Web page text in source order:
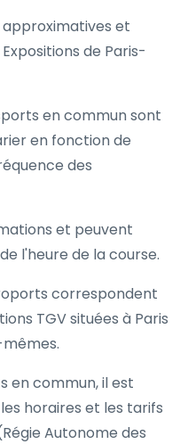
approximatives et
de Paris-
en commun sont
en fonction de
des
et peuvent
l'heure de la course.
correspondent
TGV situées à Paris
en commun, il est
horaires et les tarifs
Autonome des